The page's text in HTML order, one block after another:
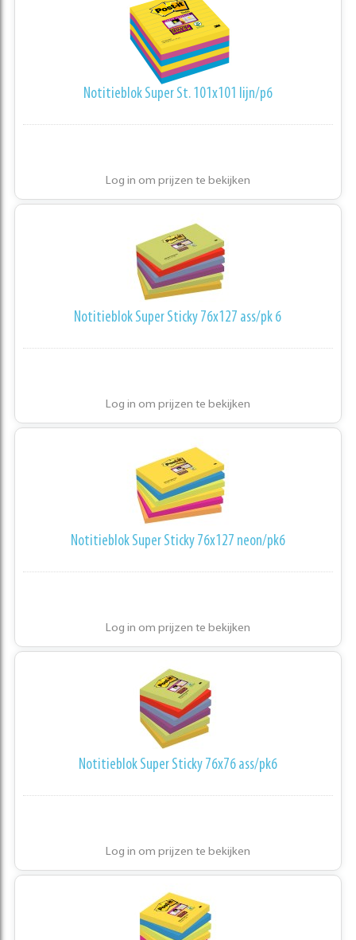
Notitieblok Super St. 101x101 lijn/p6
Log in om prijzen te bekijken
Notitieblok Super Sticky 76x127 ass/pk 6
Log in om prijzen te bekijken
Notitieblok Super Sticky 76x127 neon/pk6
Log in om prijzen te bekijken
Notitieblok Super Sticky 76x76 ass/pk6
Log in om prijzen te bekijken